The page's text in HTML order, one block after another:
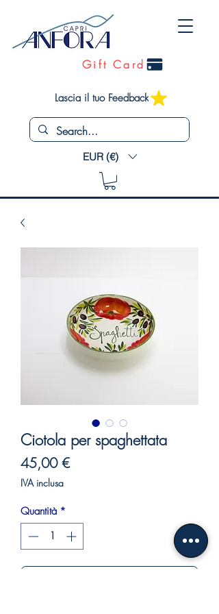
Gift Card
Lascia il tuo Feedback
EUR (€)
Ciotola per spaghettata
45,00 €Prezzo
IVA inclusa
Quantità *